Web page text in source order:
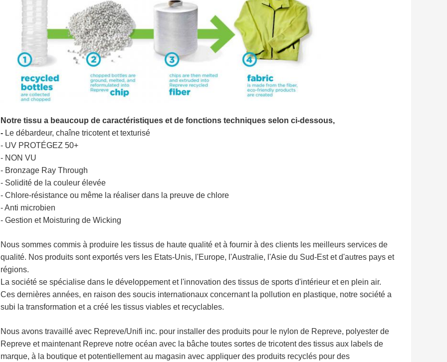
Notre tissu a beaucoup de caractéristiques et de fonctions techniques selon ci-dessous,
- Le débardeur, chaîne tricotent et texturisé
- UV PROTÉGEZ 50+
- NON VU
- Bronzage Ray Through
- Solidité de la couleur élevée
- Chlore-résistance ou même la réaliser dans la preuve de chlore
- Anti microbien
- Gestion et Moisturing de Wicking
Nous sommes commis à produire les tissus de haute qualité et à fournir à des clients les meilleurs services de
qualité. Nos produits sont exportés vers les Etats-Unis, l'Europe, l'Australie, l'Asie du Sud-Est et d'autres pays et
régions.
La société se spécialise dans le développement et l'innovation des tissus de sports d'intérieur et en plein air.
Ces dernières années, en raison des soucis internationaux concernant la pollution en plastique, notre société a
subi la transformation et a créé les tissus viables et recyclables.
Nous avons travaillé avec Repreve/Unifi inc. pour installer des produits pour le nylon de Repreve, polyester de
Repreve et maintenant Repreve notre océan avec la bâche toutes sortes de tricotent des tissus aux labels de
marque, à la boutique et potentiellement au magasin avec appliquer des produits recyclés pour des